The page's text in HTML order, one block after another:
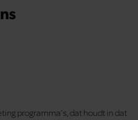
programma’s, dat houdt in dat